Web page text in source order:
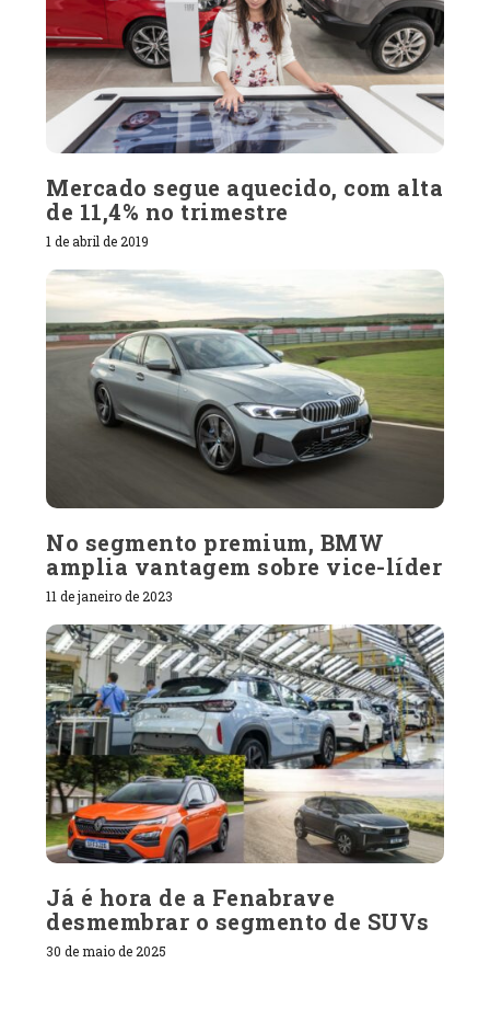
Mercado segue aquecido, com alta
de 11,4% no trimestre
1 de abril de 2019
No segmento premium, BMW
amplia vantagem sobre vice-líder
11 de janeiro de 2023
Já é hora de a Fenabrave
desmembrar o segmento de SUVs
30 de maio de 2025